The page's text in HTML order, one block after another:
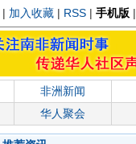
| 加入收藏 | RSS | 手机版 |
非洲新闻
华人聚会